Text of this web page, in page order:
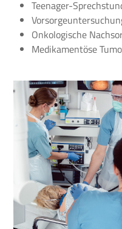
Teenager-
Onkologische
Medikamentöse